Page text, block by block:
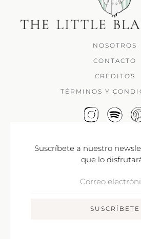
NOSOTROS
CONTACTO
CRÉDITOS
TÉRMINOS Y
Suscríbete a nuestro
que lo
SUSCRÍBETE